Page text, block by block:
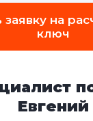
заявку на
ключ
Евгений